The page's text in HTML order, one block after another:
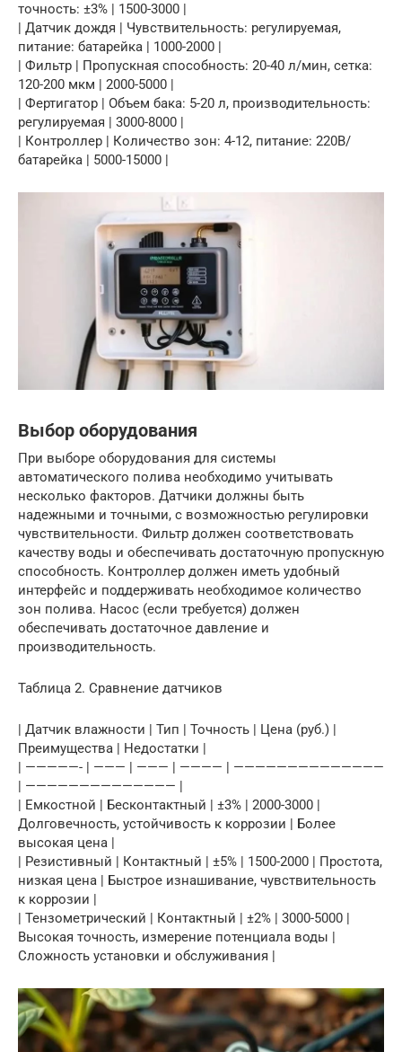
точность: ±3% | 1500-3000 |
| Датчик дождя | Чувствительность: регулируемая,
питание: батарейка | 1000-2000 |
| Фильтр | Пропускная способность: 20-40 л/мин, сетка:
120-200 мкм | 2000-5000 |
| Фертигатор | Объем бака: 5-20 л, производительность:
регулируемая | 3000-8000 |
| Контроллер | Количество зон: 4-12, питание: 220В/
батарейка | 5000-15000 |
Выбор оборудования
При выборе оборудования для системы
автоматического полива необходимо учитывать
несколько факторов. Датчики должны быть
надежными и точными, с возможностью регулировки
чувствительности. Фильтр должен соответствовать
качеству воды и обеспечивать достаточную пропускную
способность. Контроллер должен иметь удобный
интерфейс и поддерживать необходимое количество
зон полива. Насос (если требуется) должен
обеспечивать достаточное давление и
производительность.
Таблица 2. Сравнение датчиков
| Датчик влажности | Тип | Точность | Цена (руб.) |
Преимущества | Недостатки |
| —————- | ——— | ——— | ———— | ——————————————
| —————————————— |
| Емкостной | Бесконтактный | ±3% | 2000-3000 |
Долговечность, устойчивость к коррозии | Более
высокая цена |
| Резистивный | Контактный | ±5% | 1500-2000 | Простота,
низкая цена | Быстрое изнашивание, чувствительность
к коррозии |
| Тензометрический | Контактный | ±2% | 3000-5000 |
Высокая точность, измерение потенциала воды |
Сложность установки и обслуживания |